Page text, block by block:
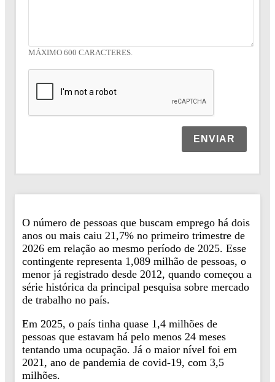
MÁXIMO 600 CARACTERES.
ENVIAR
O número de pessoas que buscam emprego há dois
anos ou mais caiu 21,7% no primeiro trimestre de
2026 em relação ao mesmo período de 2025. Esse
contingente representa 1,089 milhão de pessoas, o
menor já registrado desde 2012, quando começou a
série histórica da principal pesquisa sobre mercado
de trabalho no país.
Em 2025, o país tinha quase 1,4 milhões de
pessoas que estavam há pelo menos 24 meses
tentando uma ocupação. Já o maior nível foi em
2021, ano de pandemia de covid-19, com 3,5
milhões.